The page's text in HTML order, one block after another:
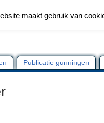
Publicatie gunningen
maakt gebruik van